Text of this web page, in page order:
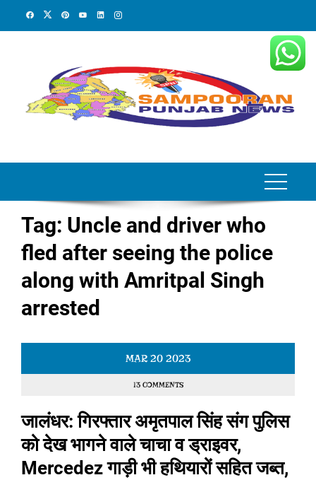
Tag: Uncle and driver who
fled after seeing the police
along with Amritpal Singh
arrested
MAR 20 2023
13 COMMENTS
जालंधर: गिरफ्तार अमृतपाल सिंह संग पुलिस
को देख भागने वाले चाचा व ड्राइवर,
Mercedez गाड़ी भी हथियारों सहित जब्त,